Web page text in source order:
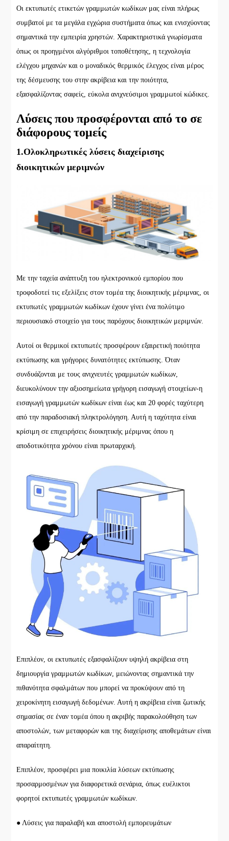
Οι εκτυπωτές ετικετών γραμμωτών κωδίκων μας είναι πλήρως
συμβατοί με τα μεγάλα εγχώρια συστήματα όπως και ενισχύοντας
σημαντικά την εμπειρία χρηστών. Χαρακτηριστικά γνωρίσματα
όπως οι προηγμένοι αλγόριθμοι τοποθέτησης, η τεχνολογία
ελέγχου μηχανών και ο μοναδικός θερμικός έλεγχος είναι μέρος
της δέσμευσης του στην ακρίβεια και την ποιότητα,
εξασφαλίζοντας σαφείς, εύκολα ανιχνεύσιμοι γραμμωτοί κώδικες.
Λύσεις που προσφέρονται από το σε
διάφορους τομείς
1.Ολοκληρωτικές λύσεις διαχείρισης
διοικητικών μεριμνών
Με την ταχεία ανάπτυξη του ηλεκτρονικού εμπορίου που
τροφοδοτεί τις εξελίξεις στον τομέα της διοικητικής μέριμνας, οι
εκτυπωτές γραμμωτών κωδίκων έχουν γίνει ένα πολύτιμο
περιουσιακό στοιχείο για τους παρόχους διοικητικών μεριμνών.
Αυτοί οι θερμικοί εκτυπωτές προσφέρουν εξαιρετική ποιότητα
εκτύπωσης και γρήγορες δυνατότητες εκτύπωσης. Όταν
συνδυάζονται με τους ανιχνευτές γραμμωτών κωδίκων,
διευκολύνουν την αξιοσημείωτα γρήγορη εισαγωγή στοιχείων-η
εισαγωγή γραμμωτών κωδίκων είναι έως και 20 φορές ταχύτερη
από την παραδοσιακή πληκτρολόγηση. Αυτή η ταχύτητα είναι
κρίσιμη σε επιχειρήσεις διοικητικής μέριμνας όπου η
αποδοτικότητα χρόνου είναι πρωταρχική.
Επιπλέον, οι εκτυπωτές εξασφαλίζουν υψηλή ακρίβεια στη
δημιουργία γραμμωτών κωδίκων, μειώνοντας σημαντικά την
πιθανότητα σφαλμάτων που μπορεί να προκύψουν από τη
χειροκίνητη εισαγωγή δεδομένων. Αυτή η ακρίβεια είναι ζωτικής
σημασίας σε έναν τομέα όπου η ακριβής παρακολούθηση των
αποστολών, των μεταφορών και της διαχείρισης αποθεμάτων είναι
απαραίτητη.
Επιπλέον, προσφέρει μια ποικιλία λύσεων εκτύπωσης
προσαρμοσμένων για διαφορετικά σενάρια, όπως ευέλικτοι
φορητοί εκτυπωτές γραμμωτών κωδίκων.
● Λύσεις για παραλαβή και αποστολή εμπορευμάτων